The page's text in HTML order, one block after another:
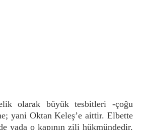
olarak büyük tesbitleri -çoğu
yani Oktan Keleş’e aittir. Elbette
yada o kapının zili hükmündedir.